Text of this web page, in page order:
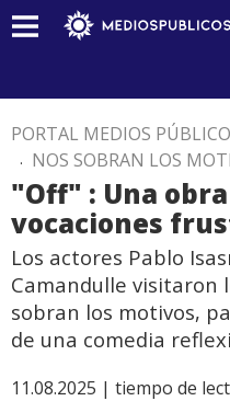
PORTAL MEDIOS
. NOS SOBRAN LOS
"Off" : Una
vocaciones
Los actores Pablo
Camandulle visitaron
sobran los motivos,
de una comedia
11.08.2025 | tiempo de